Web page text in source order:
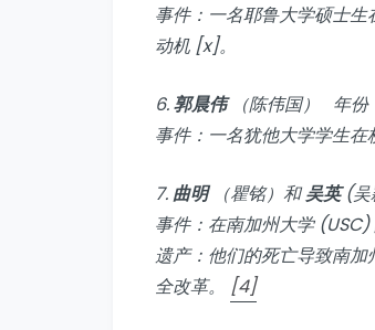
事件：一名耶鲁大学硕士
动机 [x]。
6.郭晨伟（陈伟国） 年份
事件：一名犹他大学学生
7. 曲明（瞿铭）和吴英(吴
事件：在南加州大学
遗产：他们的死亡导致南
全改革。 [4]